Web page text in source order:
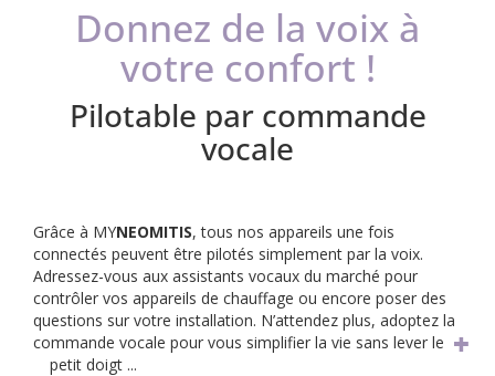
Donnez de la voix à
votre confort !
Pilotable par commande
vocale
Grâce à MYNEOMITIS, tous nos appareils une fois
connectés peuvent être pilotés simplement par la voix.
Adressez-vous aux assistants vocaux du marché pour
contrôler vos appareils de chauffage ou encore poser des
questions sur votre installation. N’attendez plus, adoptez la
commande vocale pour vous simplifier la vie sans lever le
petit doigt ...